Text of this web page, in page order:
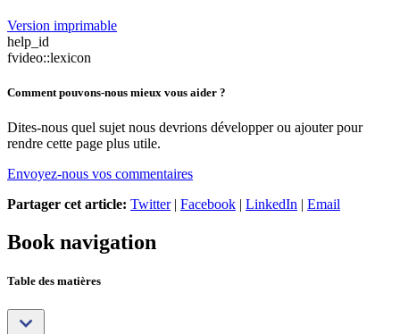
Version imprimable
help_id
fvideo::lexicon
Comment pouvons-nous mieux vous aider ?
Dites-nous quel sujet nous devrions développer ou ajouter pour
rendre cette page plus utile.
Envoyez-nous vos commentaires
Partager cet article: Twitter| Facebook | LinkedIn | Email
Book navigation
Table des matières